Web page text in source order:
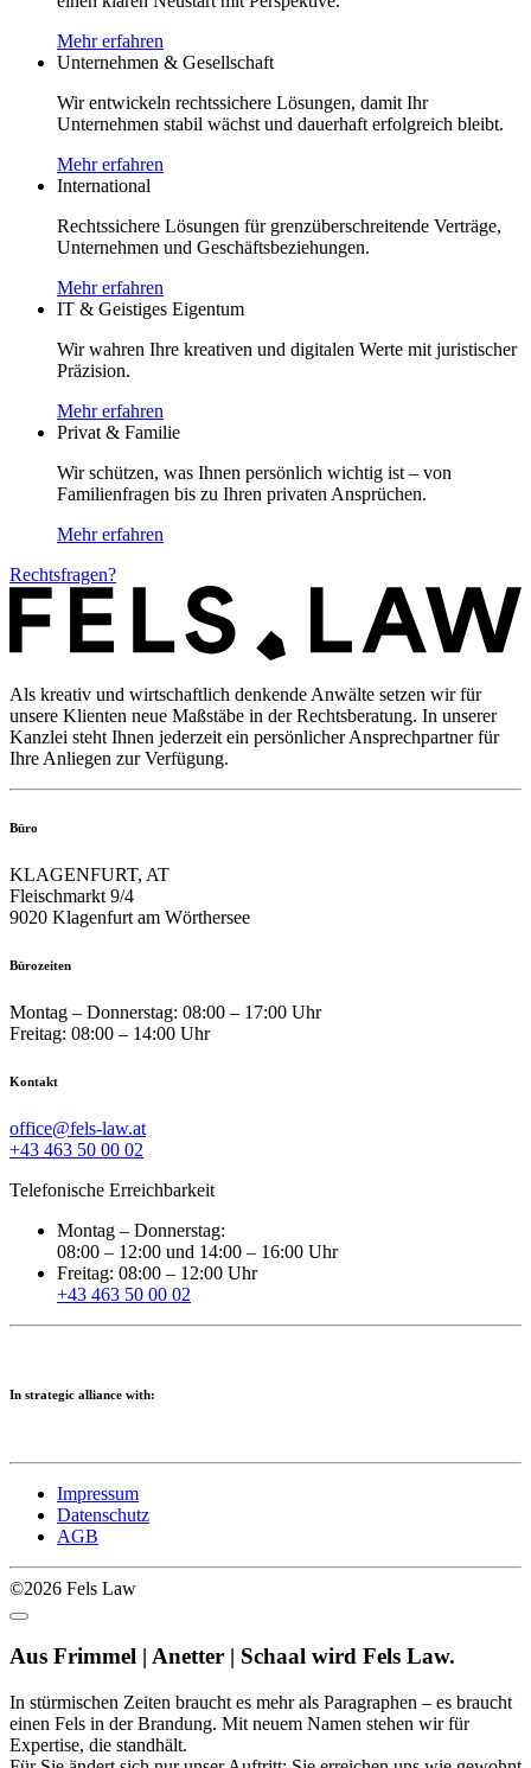
Mehr erfahren
Unternehmen & Gesellschaft
Wir entwickeln rechtssichere Lösungen, damit Ihr
Unternehmen stabil wächst und dauerhaft erfolgreich bleibt.
Mehr erfahren
International
Rechtssichere Lösungen für grenzüberschreitende Verträge,
Unternehmen und Geschäftsbeziehungen.
Mehr erfahren
IT & Geistiges Eigentum
Wir wahren Ihre kreativen und digitalen Werte mit juristischer
Präzision.
Mehr erfahren
Privat & Familie
Wir schützen, was Ihnen persönlich wichtig ist – von
Familienfragen bis zu Ihren privaten Ansprüchen.
Mehr erfahren
Rechtsfragen?
Als kreativ und wirtschaftlich denkende Anwälte setzen wir für
unsere Klienten neue Maßstäbe in der Rechtsberatung. In unserer
Kanzlei steht Ihnen jederzeit ein persönlicher Ansprechpartner für
Ihre Anliegen zur Verfügung.
Büro
KLAGENFURT, AT
Fleischmarkt 9/4
9020 Klagenfurt am Wörthersee
Bürozeiten
Montag – Donnerstag: 08:00 – 17:00 Uhr
Freitag: 08:00 – 14:00 Uhr
Kontakt
office@fels-law.at
+43 463 50 00 02
Telefonische Erreichbarkeit
Montag – Donnerstag:
08:00 – 12:00 und 14:00 – 16:00 Uhr
Freitag: 08:00 – 12:00 Uhr
+43 463 50 00 02
In strategic alliance with:
Impressum
Datenschutz
AGB
©2026 Fels Law
Aus Frimmel | Anetter | Schaal wird Fels Law.
In stürmischen Zeiten braucht es mehr als Paragraphen – es braucht
einen Fels in der Brandung. Mit neuem Namen stehen wir für
Expertise, die standhält.